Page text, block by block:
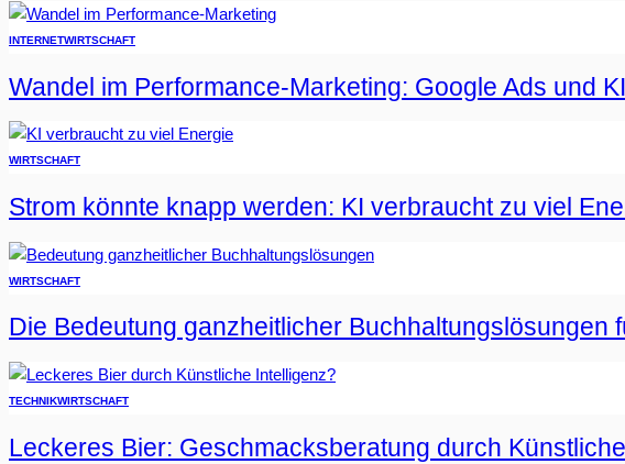
INTERNETWIRTSCHAFT
Wandel im Performance-Marketing: Google Ads und
WIRTSCHAFT
Strom könnte knapp werden: KI verbraucht zu viel
WIRTSCHAFT
Die Bedeutung ganzheitlicher Buchhaltungslösungen
TECHNIKWIRTSCHAFT
Leckeres Bier: Geschmacksberatung durch